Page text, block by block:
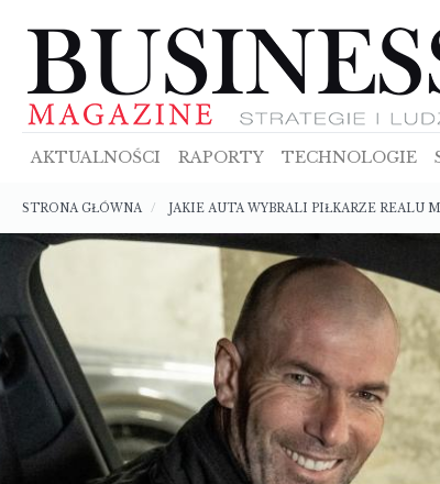
AKTUALNOŚCI RAPORTY TECHNOLOGIE
Ścieżka
nawigacyjna
STRONA GŁÓWNA JAKIE AUTA WYBRALI PIŁKARZE REALU